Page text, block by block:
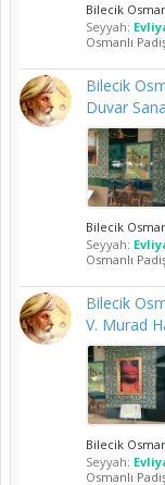
Bilecik
Seyyah:
Osmanlı
Bilecik
Duvar
Bilecik
Seyyah:
Osmanlı
Bilecik
V. Murad
Bilecik
Seyyah:
Osmanlı